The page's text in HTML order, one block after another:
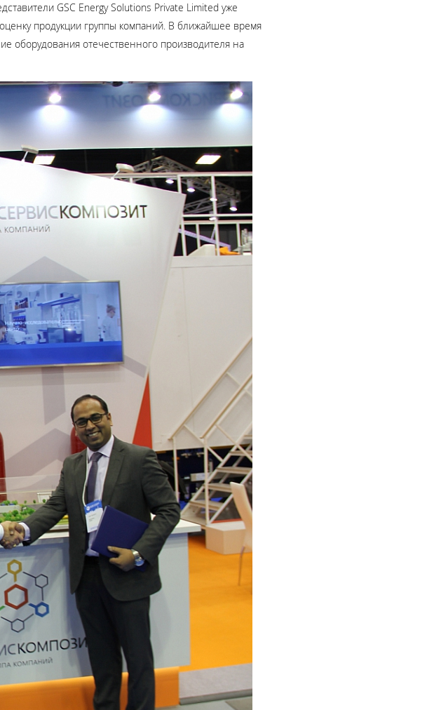
GSC Energy Solutions Private Limited уже
продукции группы компаний. В ближайшее время
оборудования отечественного производителя на